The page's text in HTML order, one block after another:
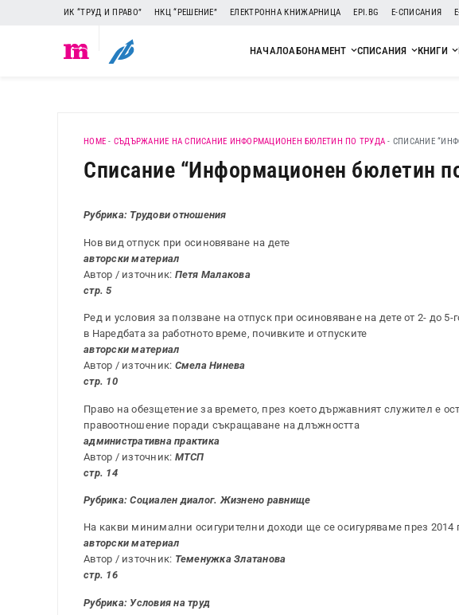
ИК “ТРУД И ПРАВО” НКЦ “РЕШЕНИЕ” ЕЛЕКТРОННА КНИЖАРНИЦА EPI.BG Е-СПИСАНИЯ
НАЧАЛОАБОНАМЕНТ СПИСАНИЯ КНИГИ
HOME - СЪДЪРЖАНИЕ НА СПИСАНИЕ ИНФОРМАЦИОНЕН БЮЛЕТИН ПО ТРУДА - СПИСАНИЕ
Списание “Информационен бюлетин
Рубрика: Трудови отношения
Нов вид отпуск при осиновяване на дете
авторски материал
Автор / източник: Петя Малакова
стр. 5
Ред и условия за ползване на отпуск при осиновяване на дете от 2- до
в Наредбата за работното време, почивките и отпуските
авторски материал
Автор / източник: Смела Нинева
стр. 10
Право на обезщетение за времето, през което държавният служител е
правоотношение поради съкращаване на длъжността
административна практика
Автор / източник: МТСП
стр. 14
Рубрика:Социален диалог. Жизнено равнище
На какви минимални осигурителни доходи ще се осигуряваме през 2014
авторски материал
Автор / източник: Теменужка Златанова
стр. 16
Рубрика: Условия на труд